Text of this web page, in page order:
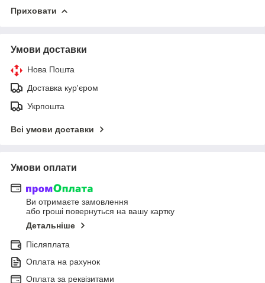
Приховати
Умови доставки
Нова Пошта
Доставка кур'єром
Укрпошта
Всі умови доставки
Умови оплати
Ви отримаєте замовлення
або гроші повернуться на вашу картку
Детальніше
Післяплата
Оплата на рахунок
Оплата за реквізитами